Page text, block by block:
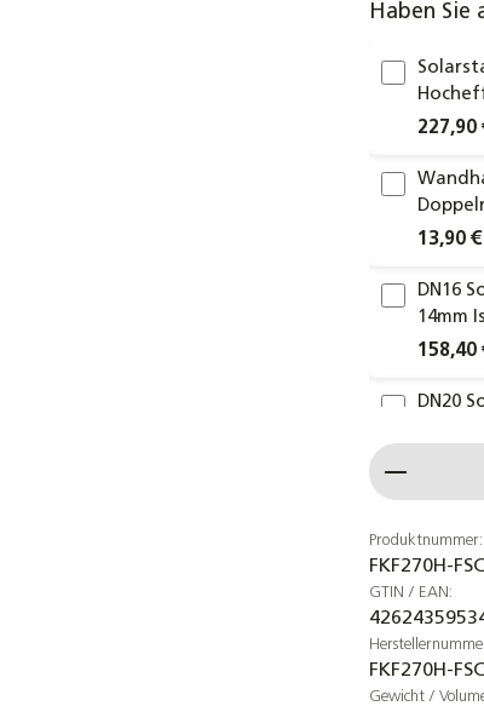
Haben Sie
227,90
13,90 €
DN16
14mm
158,40
DN20
188,00
180 cm
19,90 €
DN16
8,70 €
Produktnummer:
FKF270H-
GTIN / EAN:
FKF270H-FSC
Gewicht /